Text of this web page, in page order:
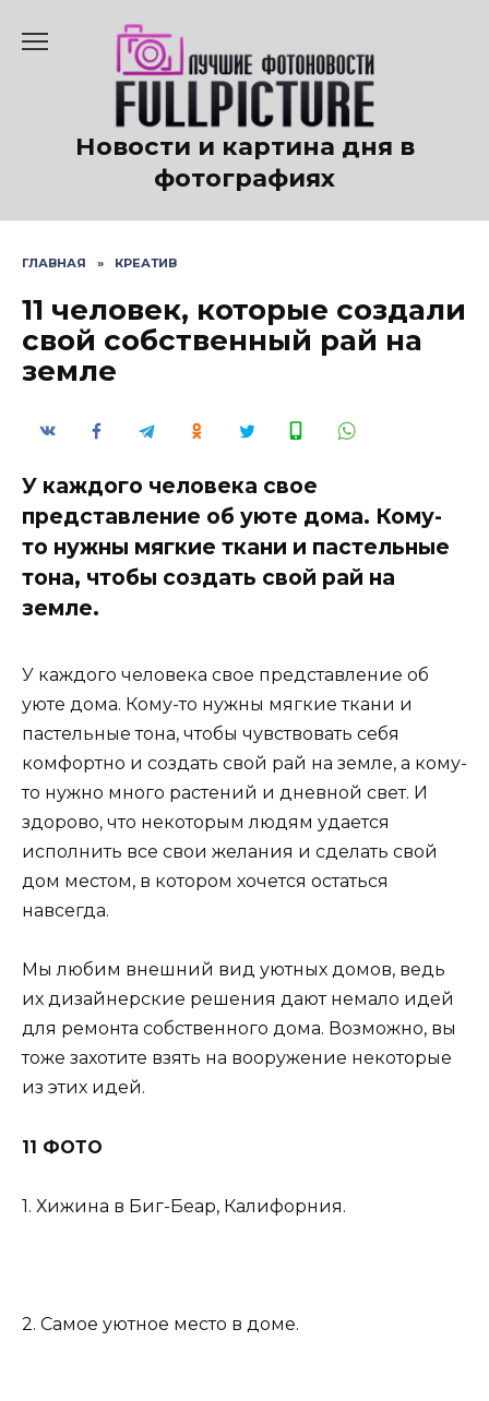
содержанию
Новости и картина дня в
фотографиях
ГЛАВНАЯ » КРЕАТИВ
11 человек, которые создали
свой собственный рай на
земле
У каждого человека свое
представление об уюте дома. Кому-
то нужны мягкие ткани и пастельные
тона, чтобы создать свой рай на
земле.
У каждого человека свое представление об
уюте дома. Кому-то нужны мягкие ткани и
пастельные тона, чтобы чувствовать себя
комфортно и создать свой рай на земле, а кому-
то нужно много растений и дневной свет. И
здорово, что некоторым людям удается
исполнить все свои желания и сделать свой
дом местом, в котором хочется остаться
навсегда.
Мы любим внешний вид уютных домов, ведь
их дизайнерские решения дают немало идей
для ремонта собственного дома. Возможно, вы
тоже захотите взять на вооружение некоторые
из этих идей.
11 ФОТО
1. Хижина в Биг-Беар, Калифорния.
2. Самое уютное место в доме.